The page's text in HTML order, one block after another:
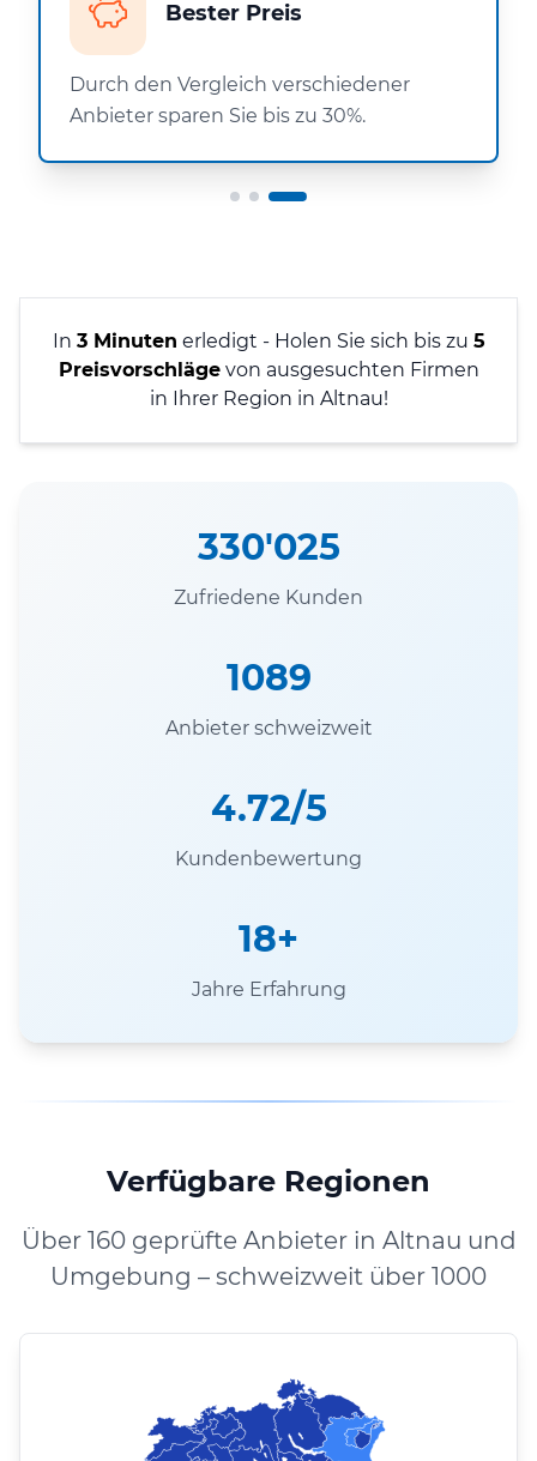
Bester Preis
Durch den Vergleich verschiedener
Anbieter sparen Sie bis zu 30%.
In 3 Minuten erledigt - Holen Sie sich bis zu 5
Preisvorschlägevon ausgesuchten Firmen
in Ihrer Region in Altnau!
330'025
Zufriedene Kunden
1089
Anbieter schweizweit
4.72/5
Kundenbewertung
18+
Jahre Erfahrung
Verfügbare Regionen
Über 160 geprüfte Anbieter in Altnau und
Umgebung – schweizweit über 1000